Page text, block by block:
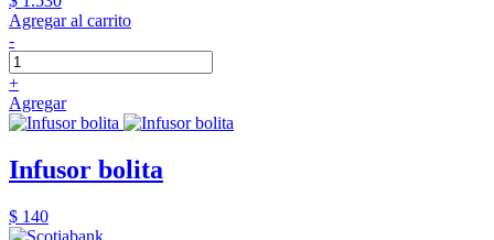
Agregar al carrito
-
+
Agregar
Infusor bolita
$ 140